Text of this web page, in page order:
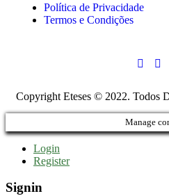
Política de Privacidade
Termos e Condições
Copyright Eteses © 2022. Todos
Manage
Login
Register
Signin